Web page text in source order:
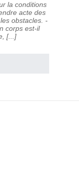
la conditions
acte des
obstacles. -
corps est-il
[...]